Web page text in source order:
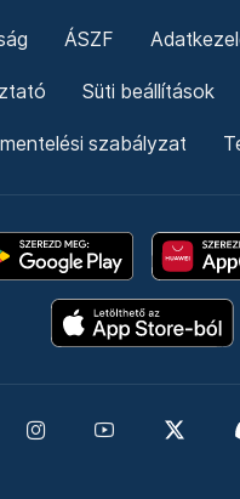
ÁSZF
Süti beállítások
szabályzat